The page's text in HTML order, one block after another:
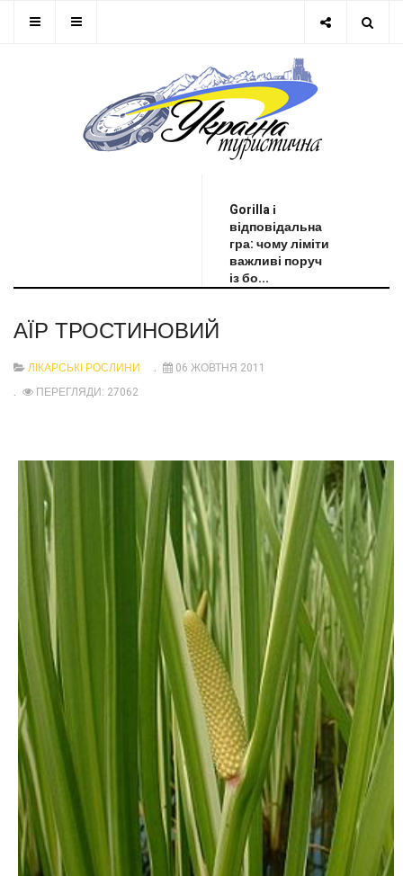
Gorilla і
відповідальна
гра: чому ліміти
важливі поруч
із бо...
АЇР ТРОСТИНОВИЙ
ЛІКАРСЬКІ РОСЛИНИ
06 ЖОВТНЯ 2011
ПЕРЕГЛЯДИ: 27062